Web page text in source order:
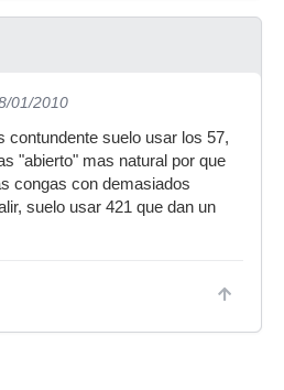
01/2010
contundente suelo usar los 57,
"abierto" mas natural por que
congas con demasiados
suelo usar 421 que dan un